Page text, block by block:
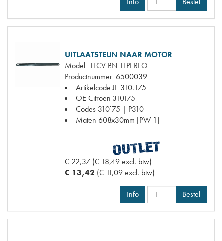
UITLAATSTEUN NAAR MOTOR
Model 11CV BN 11PERFO
Productnummer 6500039
Artikelcode JF 310.175
OE Citroën 310175
Codes 310175 | P310
Maten 608x30mm [PW 1]
€ 22,37 (€ 18,49 excl. btw)
€ 13,42 (€ 11,09 excl. btw)
Info Bestel